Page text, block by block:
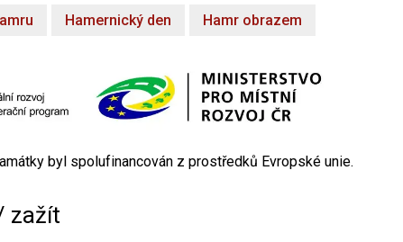
Hamernický den Hamr obrazem
byl spolufinancován z prostředků Evropské unie.
zažít